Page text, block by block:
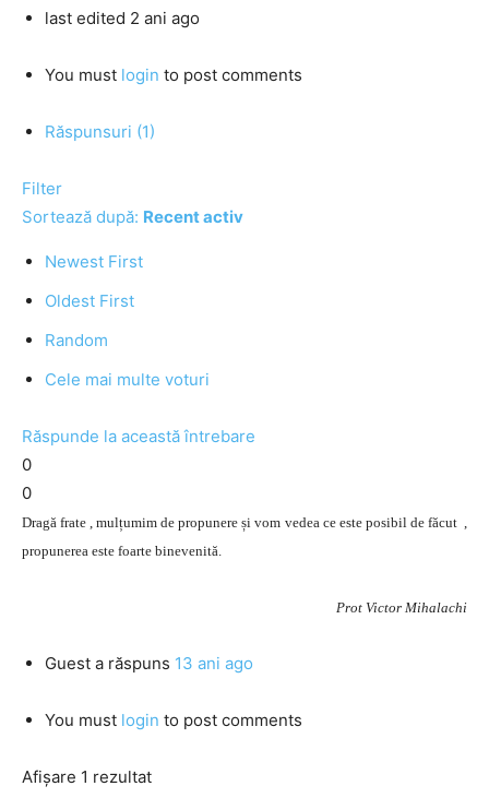
last edited 2 ani ago
You must login to post comments
Răspunsuri (1)
Filter
Sortează după: Recent activ
Newest First
Oldest First
Random
Cele mai multe voturi
Răspunde la această întrebare
0
0
Dragă frate , mulțumim de propunere și vom vedea ce este posibil de făcut ,
propunerea este foarte binevenită.
Prot Victor Mihalachi
Guest a răspuns 13 ani ago
You must login to post comments
Afișare 1 rezultat